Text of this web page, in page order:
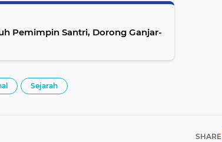
Pemimpin Santri, Dorong Ganjar-
Sejarah
SHARE